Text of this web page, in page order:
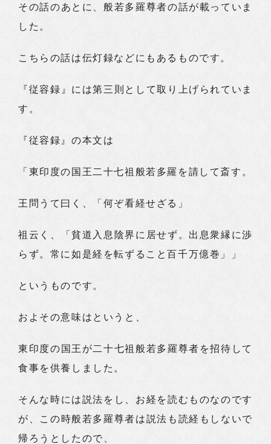
その話のあとに、般若多羅尊者の話が載っていま
した。
こちらの話は伝灯録などにもあるものです。
『従容録』には第三則として取り上げられていま
す。
『従容録』の本文は
「東印度の国王二十七祖般若多羅を請して斎す。
王問うて曰く、「何ぞ看経せざる」
祖云く、「貧道入息陰界に居せず。出息衆縁に渉
らず。常に如是経を転ずること百千万億巻」」
というものです。
およその意味はというと、
東印度の国王が二十七祖般若多羅尊者を招待して
食事を供養しました。
そんな時には説法をし、お経を読むものなのです
が、この時般若多羅尊者は説法も読経もしないで
帰ろうとしたので、